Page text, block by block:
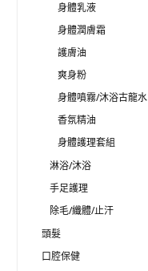
身體乳液
身體潤膚霜
護膚油
爽身粉
身體噴霧/沐浴古龍水
香氛精油
身體護理套組
淋浴/沐浴
手足護理
除毛/纖體/止汗
頭髮
口腔保健